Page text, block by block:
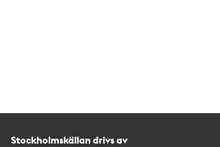
Stockholmskällan drivs av